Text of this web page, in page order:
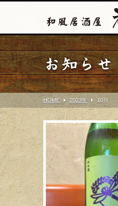
お知らせ
HOME 2023年 10月